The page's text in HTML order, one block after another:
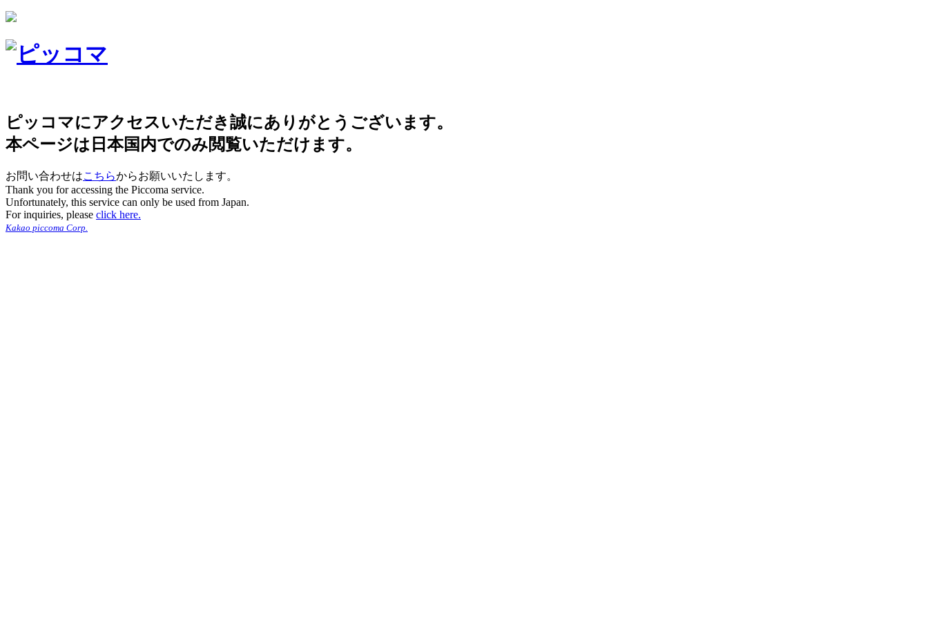
ピッコマにアクセスいただき誠にありがとうございます。
本ページは日本国内でのみ閲覧いただけます。
お問い合わせはこちらからお願いいたします。
Thank you for accessing the Piccoma service.
Unfortunately, this service can only be used from Japan.
For inquiries, please click here.
Kakao piccoma Corp.